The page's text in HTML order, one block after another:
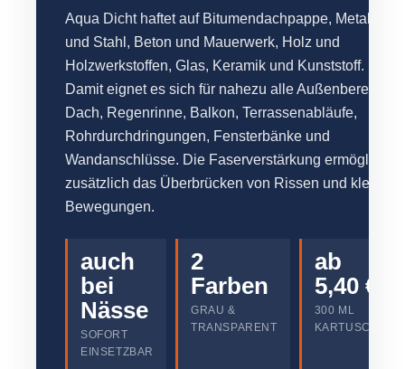
Aqua Dicht haftet auf Bitumendachpappe, Metall
und Stahl, Beton und Mauerwerk, Holz und
Holzwerkstoffen, Glas, Keramik und Kunststoff.
Damit eignet es sich für nahezu alle Außenbereiche:
Dach, Regenrinne, Balkon, Terrassenabläufe,
Rohrdurchdringungen, Fensterbänke und
Wandanschlüsse. Die Faserverstärkung ermöglicht
zusätzlich das Überbrücken von Rissen und kleinen
Bewegungen.
auch
bei
Nässe
SOFORT
EINSETZBAR
2
Farben
GRAU &
TRANSPARENT
ab
5,40 €
300 ML
KARTUSCHE